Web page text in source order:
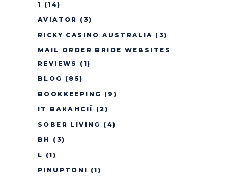
1 (14)
AVIATOR (3)
RICKY CASINO AUSTRALIA (3)
MAIL ORDER BRIDE WEBSITES
REVIEWS
(1)
BLOG (85)
BOOKKEEPING (9)
IT ВАКАНСІЇ
(2)
SOBER LIVING (4)
BH
(3)
L (1)
PINUPTONI (1)